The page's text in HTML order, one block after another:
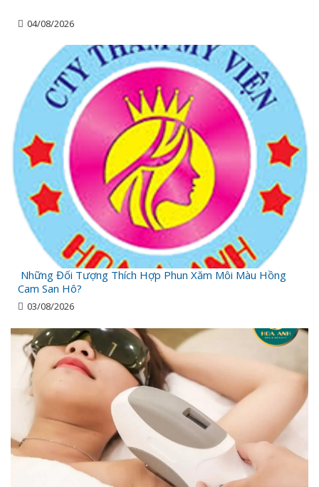
04/08/2026
Những Đối Tượng Thích Hợp Phun Xăm Môi Màu Hồng
Cam San Hô?
03/08/2026